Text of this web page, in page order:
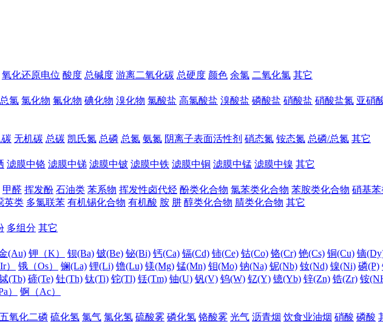
氧化还原电位 酸度 总碱度 游离二氧化碳 总硬度 颜色 余氯 二氧化氯 其它
总氯 氯化物 氟化物 碘化物 溴化物 氯酸盐 高氯酸盐 溴酸盐 磷酸盐 硝酸盐 硝酸盐氮 亚硝
无机碳 总碳 凯氏氮 总磷 总氮 氨氮 阴离子表面活性剂 硝态氮 铵态氮 总磷/总氮 其它
滤膜中铬 滤膜中锑 滤膜中铍 滤膜中铁 滤膜中铜 滤膜中锰 滤膜中镍 其它
甲醛 挥发酚 石油类 苯系物 挥发性卤代烃 酚类化合物 氯苯类化合物 苯胺类化合物 硝基苯
英类 多氯联苯 有机锡化合物 有机酸 胺 肼 醇类化合物 腈类化合物 其它
多组分 其它
(Au) 钾（K） 钡(Ba) 铍(Be) 铋(Bi) 钙(Ca) 镉(Cd) 铈(Ce) 钴(Co) 铬(Cr) 铯(Cs) 铜(Cu) 镝
） 锇（Os） 镧(La) 锂(Li) 镥(Lu) 镁(Mg) 锰(Mn) 钼(Mo) 钠(Na) 铌(Nb) 钕(Nd) 镍(Ni) 磷(P)
(Tb) 碲(Te) 钍(Th) 钛(Ti) 铊(Tl) 铥(Tm) 铀(U) 钒(V) 钨(W) 钇(Y) 镱(Yb) 锌(Zn) 锆(Zr) 铵
）
锕（Ac）
五氧化二磷 硫化氢 氯气 氯化氢 硫酸雾 磷化氢 铬酸雾 光气 沥青烟 饮食业油烟 硝酸 磷酸